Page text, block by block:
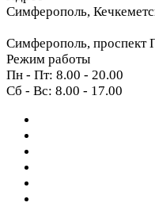
Симферополь,
Симферополь, проспект
Режим работы
Пн - Пт: 8.00 - 20.00
Сб - Вс: 8.00 - 17.00